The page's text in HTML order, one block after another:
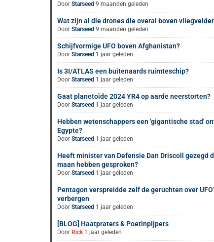
Door Starseed 9 maanden geleden
Wat zijn al die drones die overal boven
Door Starseed 9 maanden geleden
Schijfvormige UFO boven Afghanistan?
Door Starseed 1 jaar geleden
Is 3I/ATLAS een buitenaards ruimteschip?
Door Starseed 1 jaar geleden
Gaat planetoïde 2024 YR4 op aarde neerstorten?
Door Starseed 1 jaar geleden
Hebben wetenschappers een 'gigantische stad'
Egypte?
Door Starseed 1 jaar geleden
Heeft minister van Defensie Dan Driscoll gezegd
maan hebben gesproken?
Door Starseed 1 jaar geleden
Pentagon verspreidde zelf de geruchten over
verbergen
Door Starseed 1 jaar geleden
[BLOG] Haatpraters & Poetinpijpers
Door Rick 1 jaar geleden